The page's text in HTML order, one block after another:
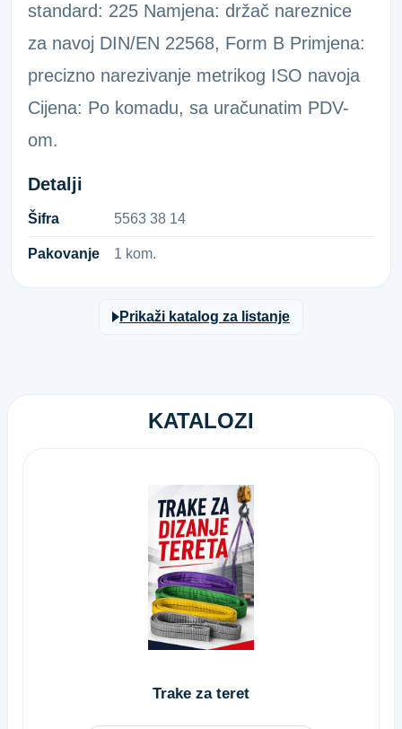
standard: 225 Namjena: držač nareznice
za navoj DIN/EN 22568, Form B Primjena:
precizno narezivanje metrikog ISO navoja
Cijena: Po komadu, sa uračunatim PDV-
om.
Detalji
Šifra 5​5​6​3​ ​3​8​ ​1​4​
Pakovanje 1 kom.
Prikaži katalog za listanje
KATALOZI
Trake za teret